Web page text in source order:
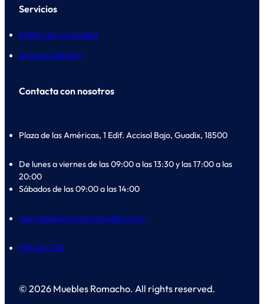
Servicios
Política de privacidad
Artículos del blog
Contacta con nosotros
Plaza de las Américas, 1 Edif. Accisol Bajo, Guadix, 18500
De lunes a viernes de las 09:00 a las 13:30 y las 17:00 a las
20:00
Sábados de las 09:00 a las 14:00
mercedes@romachomuebles.com
958 66 17 82
© 2026 Muebles Romacho. All rights reserved.